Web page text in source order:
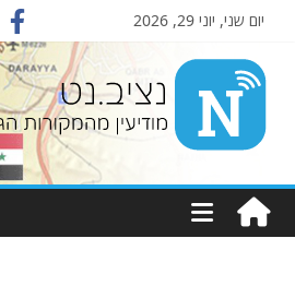
יום שני, יוני 29, 2026
Nziv.net
מודיעין
מהמקורות